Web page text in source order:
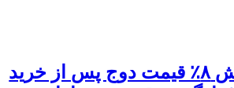
‌افزایش ۸٪ قیمت دوج پس از خرید